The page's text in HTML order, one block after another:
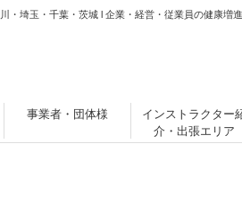
・埼玉・千葉・茨城 l 企業・経営・従業員の健康増
事業者・団体様
インストラクター
介・出張エリア